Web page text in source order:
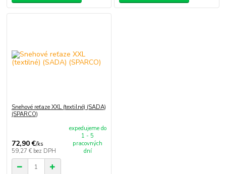
Snehové reťaze XXL (textilné) (SADA)
(SPARCO)
72,90 €/ks
59,27 € bez DPH
expedujeme do
1 - 5
pracovných
dní